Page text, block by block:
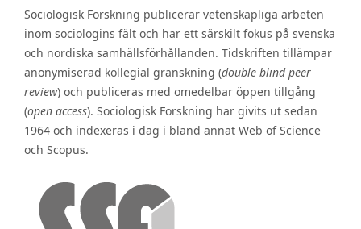
Sociologisk Forskning publicerar vetenskapliga arbeten
inom sociologins fält och har ett särskilt fokus på svenska
och nordiska samhällsförhållanden. Tidskriften tillämpar
anonymiserad kollegial granskning (double blind peer
review) och publiceras med omedelbar öppen tillgång
(open access). Sociologisk Forskning har givits ut sedan
1964 och indexeras i dag i bland annat Web of Science
och Scopus.